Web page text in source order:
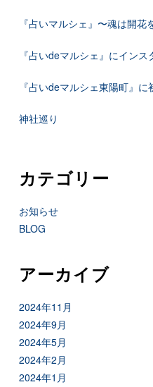
『占いマルシェ』〜魂は開花
『占いdeマルシェ』にインス
『占いdeマルシェ東陽町』に
神社巡り
カテゴリー
お知らせ
BLOG
アーカイブ
2024年11月
2024年9月
2024年5月
2024年2月
2024年1月